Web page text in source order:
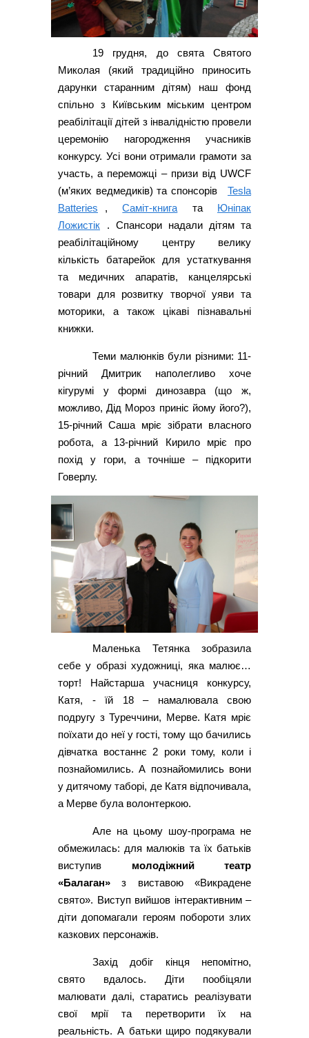
19 грудня, до свята Святого
Миколая (який традиційно приносить
дарунки старанним дітям) наш фонд
спільно з Київським міським центром
реабілітації дітей з інвалідністю провели
церемонію нагородження учасників
конкурсу. Усі вони отримали грамоти за
участь, а переможці – призи від UWCF
(м’яких ведмедиків) та спонсорів
Tesla
Batteries
, Саміт-книга та
Юніпак
Ложистік
. Спансори надали дітям та
реабілітаційному центру велику
кількість батарейок для устаткування
та медичних апаратів, канцелярські
товари для розвитку творчої уяви та
моторики, а також цікаві пізнавальні
книжки.
Теми малюнків були різними: 11-
річний Дмитрик наполегливо хоче
кігурумі у формі динозавра (що ж,
можливо, Дід Мороз приніс йому його?),
15-річний Саша мріє зібрати власного
робота, а 13-річний Кирило мріє про
похід у гори, а точніше – підкорити
Говерлу.
Маленька Тетянка зобразила
себе у образі художниці, яка малює…
торт! Найстарша учасниця конкурсу,
Катя, - їй 18 – намалювала свою
подругу з Туреччини, Мерве. Катя мріє
поїхати до неї у гості, тому що бачились
дівчатка востаннє 2 роки тому, коли і
познайомились. А познайомились вони
у дитячому таборі, де Катя відпочивала,
а Мерве була волонтеркою.
Але на цьому шоу-програма не
обмежилась: для малюків та їх батьків
виступив молодіжний театр
«Балаган» з виставою «Викрадене
свято». Виступ вийшов інтерактивним –
діти допомагали героям побороти злих
казкових персонажів.
Захід добіг кінця непомітно,
свято вдалось. Діти пообіцяли
малювати далі, старатись реалізувати
свої мрії та перетворити їх на
реальність. А батьки щиро подякували